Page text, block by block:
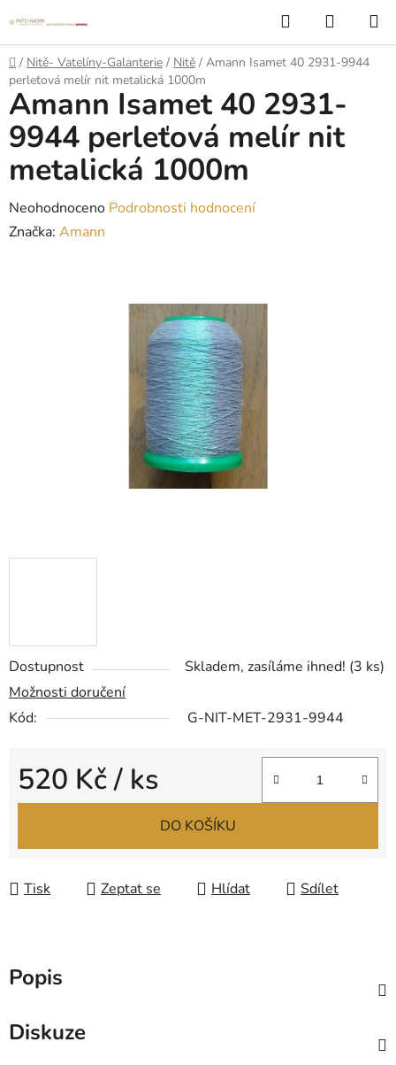
na
obsah
Hledat
KOŠÍK
Domů
/ Nitě- Vatelíny-Galanterie / Nitě / Amann Isamet 40 2931-9944
perleťová melír nit metalická 1000m
Dostupnost Skladem, zasíláme ihned! (3 ks)
Možnosti doručení
Kód:
G-NIT-MET-2931-9944
520 Kč/ ks
Měrná cena:
DO KOŠÍKU
Tisk Zeptat se Hlídat Sdílet
Amann Isamet 40 2931-
9944 perleťová melír nit
metalická 1000m
Průměrné
hodnocení
Neohodnoceno Podrobnosti hodnocení
Značka: Amann
Popis
Diskuze